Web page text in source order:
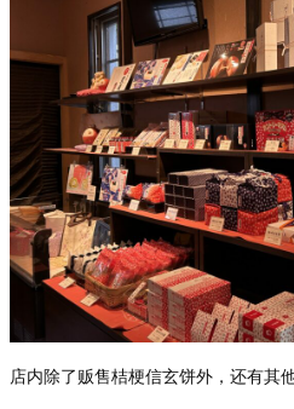
店内除了贩售桔梗信玄饼外，还有其